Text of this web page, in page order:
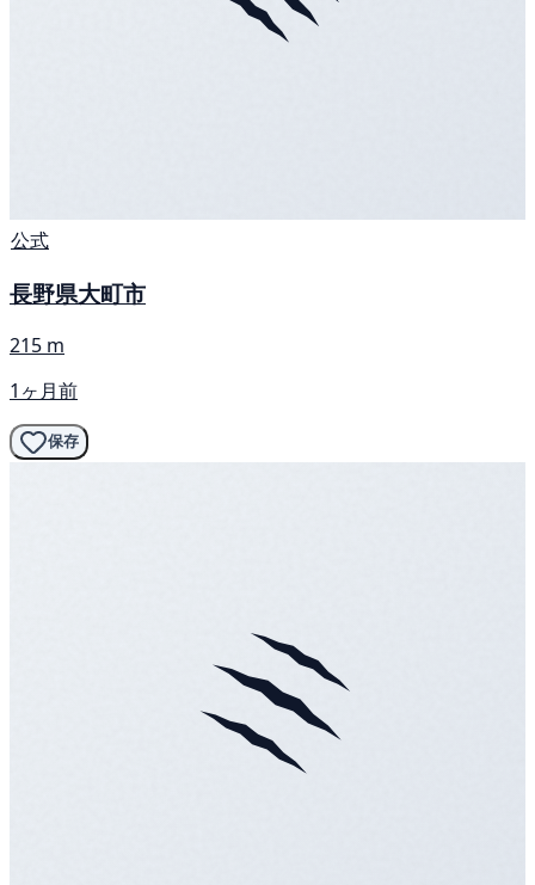
公式
長野県大町市
215 m
1ヶ月前
保存